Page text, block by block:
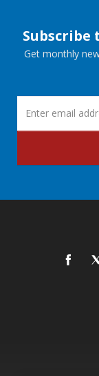
Subscribe
Get monthly